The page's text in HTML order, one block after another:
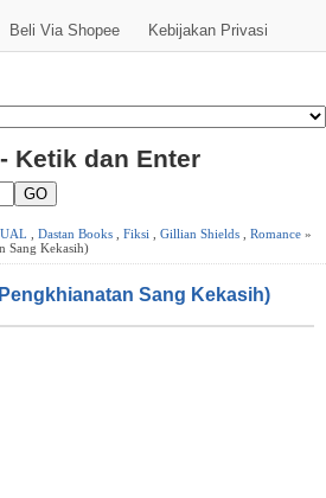
Beli Via Shopee Kebijakan Privasi
Ketik dan Enter
GO
Dastan Books Fiksi Gillian Shields Romance »
Sang Kekasih)
Sang Kekasih)